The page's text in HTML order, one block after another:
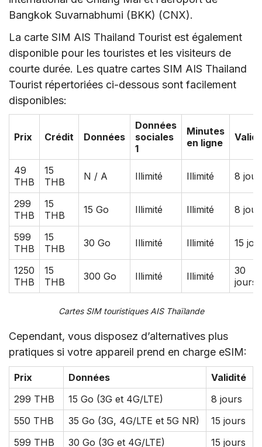
Bangkok Suvarnabhumi (BKK) (CNX).
La carte SIM AIS Thailand Tourist est également
disponible pour les touristes et les visiteurs de
courte durée. Les quatre cartes SIM AIS Thailand
Tourist répertoriées ci-dessous sont facilement
disponibles:
Prix Crédit Données
Données
sociales
1
Minutes
en ligne
49
THB
15
THB
N / A Illimité Illimité 8
299
THB
15
THB
15 Go Illimité Illimité 8
599
THB
15
THB
30 Go Illimité Illimité 15
1250
THB
15
THB
300 Go Illimité Illimité
30
jours
Cartes SIM touristiques AIS Thaïlande
Cependant, vous disposez d’alternatives plus
pratiques si votre appareil prend en charge eSIM:
Prix Données
Validité
299 THB
15 Go (3G et 4G/LTE)
8 jours
550 THB
35 Go (3G, 4G/LTE et 5G NR)
15 jours
599 THB
30 Go (3G et 4G/LTE) 15 jours